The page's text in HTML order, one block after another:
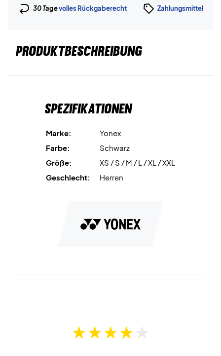
30 Tagevolles Rückgaberecht Zahlungsmittel
PRODUKTBESCHREIBUNG
Spezifikationen
Marke:
Yonex
Farbe:
Schwarz
Größe:
XS / S / M / L / XL / XXL
Geschlecht:
Herren